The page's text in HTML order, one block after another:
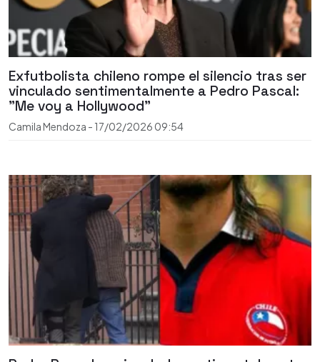
Exfutbolista chileno rompe el silencio tras ser
vinculado sentimentalmente a Pedro Pascal:
"Me voy a Hollywood"
Camila Mendoza - 17/02/2026 09:54